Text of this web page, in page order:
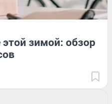
зимой: обзор